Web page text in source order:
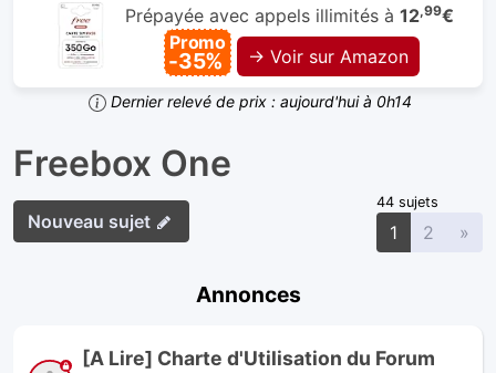
Prépayée avec appels illimités à 12,99€
Promo
-35% → Voir sur Amazon
Dernier relevé de prix : aujourd'hui à 0h14
Freebox One
Nouveau sujet
44 sujets
1 2 »
Annonces
[A Lire] Charte d'Utilisation du Forum